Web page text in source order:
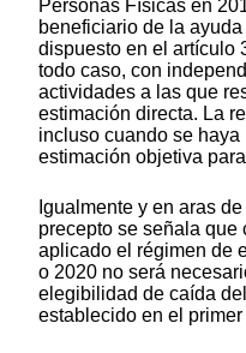
Personas Físicas en
beneficiario de la
dispuesto en el artículo
todo caso, con
actividades a las que
estimación directa. La
incluso cuando se
estimación objetiva
Igualmente y en aras
precepto se señala
aplicado el régimen de
o 2020 no será
elegibilidad de caída
establecido en el